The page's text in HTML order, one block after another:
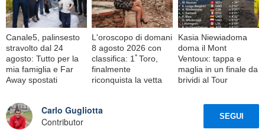
Canale5, palinsesto
stravolto dal 24
agosto: Tutto per la
mia famiglia e Far
Away spostati
L'oroscopo di domani
8 agosto 2026 con
classifica: 1ﾟToro,
finalmente
riconquista la vetta
Kasia Niewiadoma
doma il Mont
Ventoux: tappa e
maglia in un finale da
brividi al Tour
Carlo Gugliotta
Contributor
SEGUI